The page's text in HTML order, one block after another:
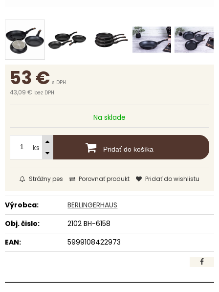
53€ s DPH
43,09 € bez DPH
Na sklade
ks Pridať do košíka
Strážny pes Porovnať produkt Pridať do wishlistu
Výrobca:
BERLINGERHAUS
Obj. čislo:
2102 BH-6158
EAN:
5999108422973